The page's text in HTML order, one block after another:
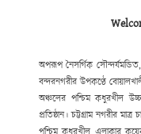
অপরূপ নৈসর্গিক
বন্দরনগরীর উপকণ্ঠে
অঞ্চলের পশ্চিম কধুরখীল উচ্চ
প্রতিষ্ঠান। চট্টগ্রাম নগরীর